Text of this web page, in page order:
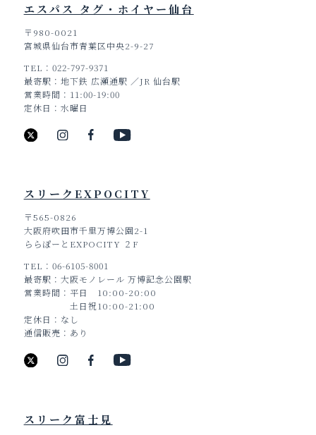
エスパス タグ・ホイヤー仙台
〒980-0021
宮城県仙台市青葉区中央2-9-27
TEL
022-797-9371
最寄駅
地下鉄 広瀬通駅 ／JR 仙台駅
営業時間
11:00-19:00
定休日
水曜日
スリークEXPOCITY
〒565-0826
大阪府吹田市千里万博公園2-1
ららぽーとEXPOCITY ２F
TEL
06-6105-8001
最寄駅
大阪モノレール 万博記念公園駅
営業時間
平日 10:00-20:00
土日祝10:00-21:00
定休日
なし
通信販売
あり
スリーク富士見